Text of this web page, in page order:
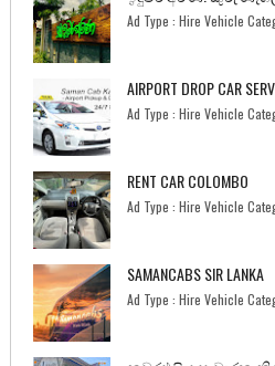
Ad Type : Hire Vehicle
AIRPORT DROP CAR
Ad Type : Hire Vehicle
RENT CAR COLOMBO
Ad Type : Hire Vehicle
SAMANCABS SIR LANKA
Ad Type : Hire Vehicle